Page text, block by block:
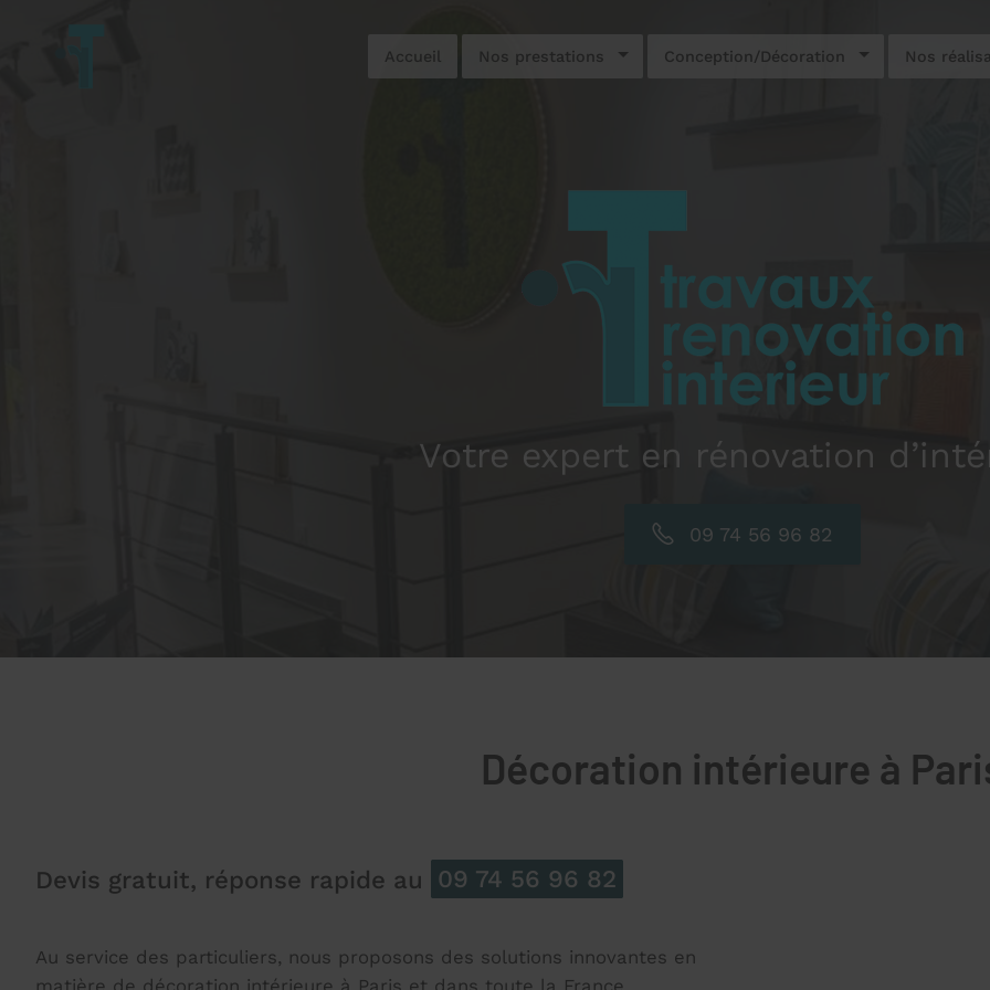
Votre expert en rénovation
09 74 56 96 82
Accueil Nos prestations Conception/Décoration Nos
Décoration intérieure à
Devis gratuit, réponse rapide au 09 74 56 96 82
Au service des particuliers, nous proposons des solutions innovantes en
matière de décoration intérieure à Paris et dans toute la France.